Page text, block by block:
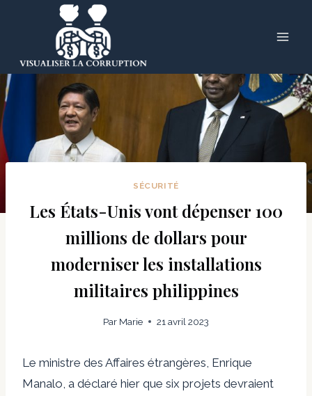
SÉCURITÉ
Les États-Unis vont dépenser 100
millions de dollars pour
moderniser les installations
militaires philippines
Par Marie 21 avril 2023
Le ministre des Affaires étrangères, Enrique
Manalo, a déclaré hier que six projets devraient